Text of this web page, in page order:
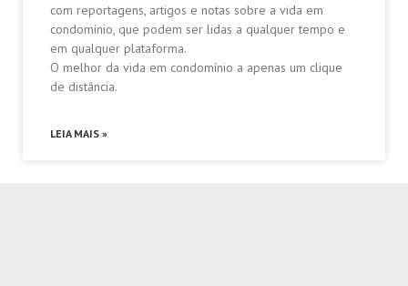
com reportagens, artigos e notas sobre a vida em
condomínio, que podem ser lidas a qualquer tempo e
em qualquer plataforma.
O melhor da vida em condomínio a apenas um clique
de distância.
LEIA MAIS »